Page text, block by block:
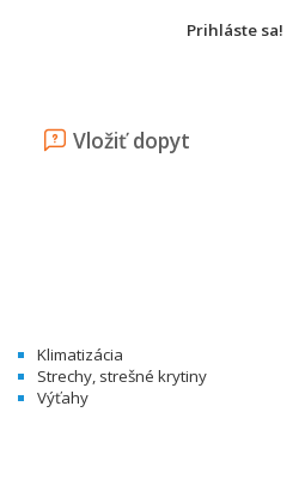
Prihláste sa!
Vložiť dopyt
Klimatizácia
Strechy, strešné krytiny
Výťahy